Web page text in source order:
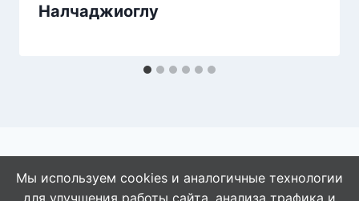
Налчаджиоглу
Мы используем cookies и аналогичные технологии
для улучшения работы сайта, анализа трафика и